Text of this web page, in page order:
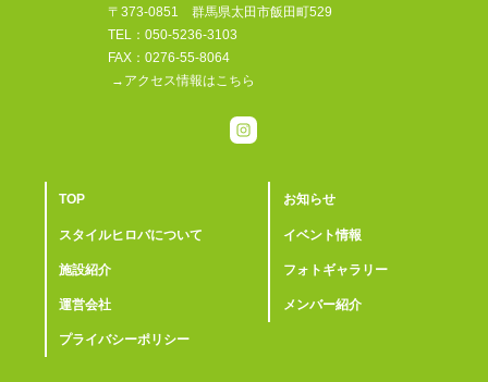
〒373-0851 群馬県太田市飯田町529
TEL：050-5236-3103
FAX：0276-55-8064
→アクセス情報はこちら
TOP お知らせ
スタイルヒロバについて イベント情報
施設紹介 フォトギャラリー
運営会社 メンバー紹介
プライバシーポリシー